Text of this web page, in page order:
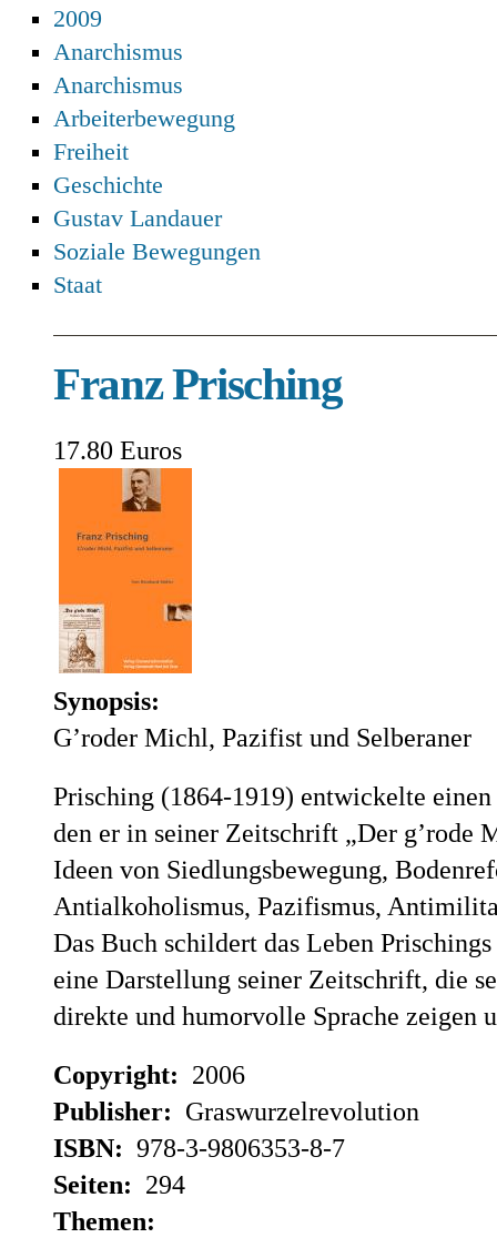
2009
Anarchismus
Anarchismus
Arbeiterbewegung
Freiheit
Geschichte
Gustav Landauer
Soziale Bewegungen
Staat
Franz Prisching
17.80 Euros
Synopsis:
G’roder Michl, Pazifist und Selberaner
Prisching (1864-1919) entwickelte
den er in seiner Zeitschrift „Der g’rode
Ideen von Siedlungsbewegung,
Antialkoholismus, Pazifismus,
Das Buch schildert das Leben
eine Darstellung seiner Zeitschrift, die
direkte und humorvolle Sprache zeigen
Copyright: 2006
Publisher: Graswurzelrevolution
ISBN: 978-3-9806353-8-7
Seiten: 294
Themen: